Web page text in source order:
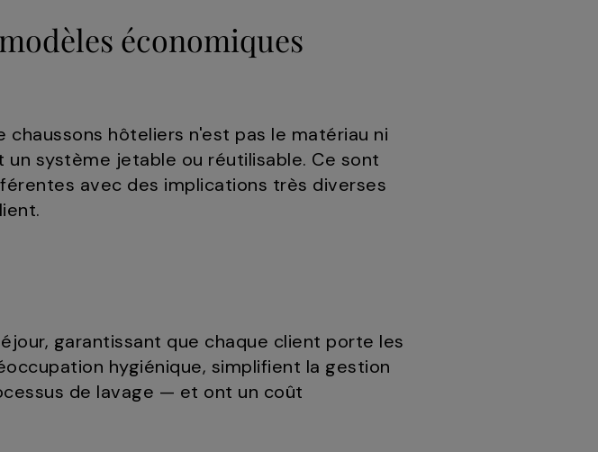
économiques
hôteliers n'est pas le matériau ni
système jetable ou réutilisable. Ce sont
avec des implications très diverses
garantissant que chaque client porte les
hygiénique, simplifient la gestion
de lavage — et ont un coût